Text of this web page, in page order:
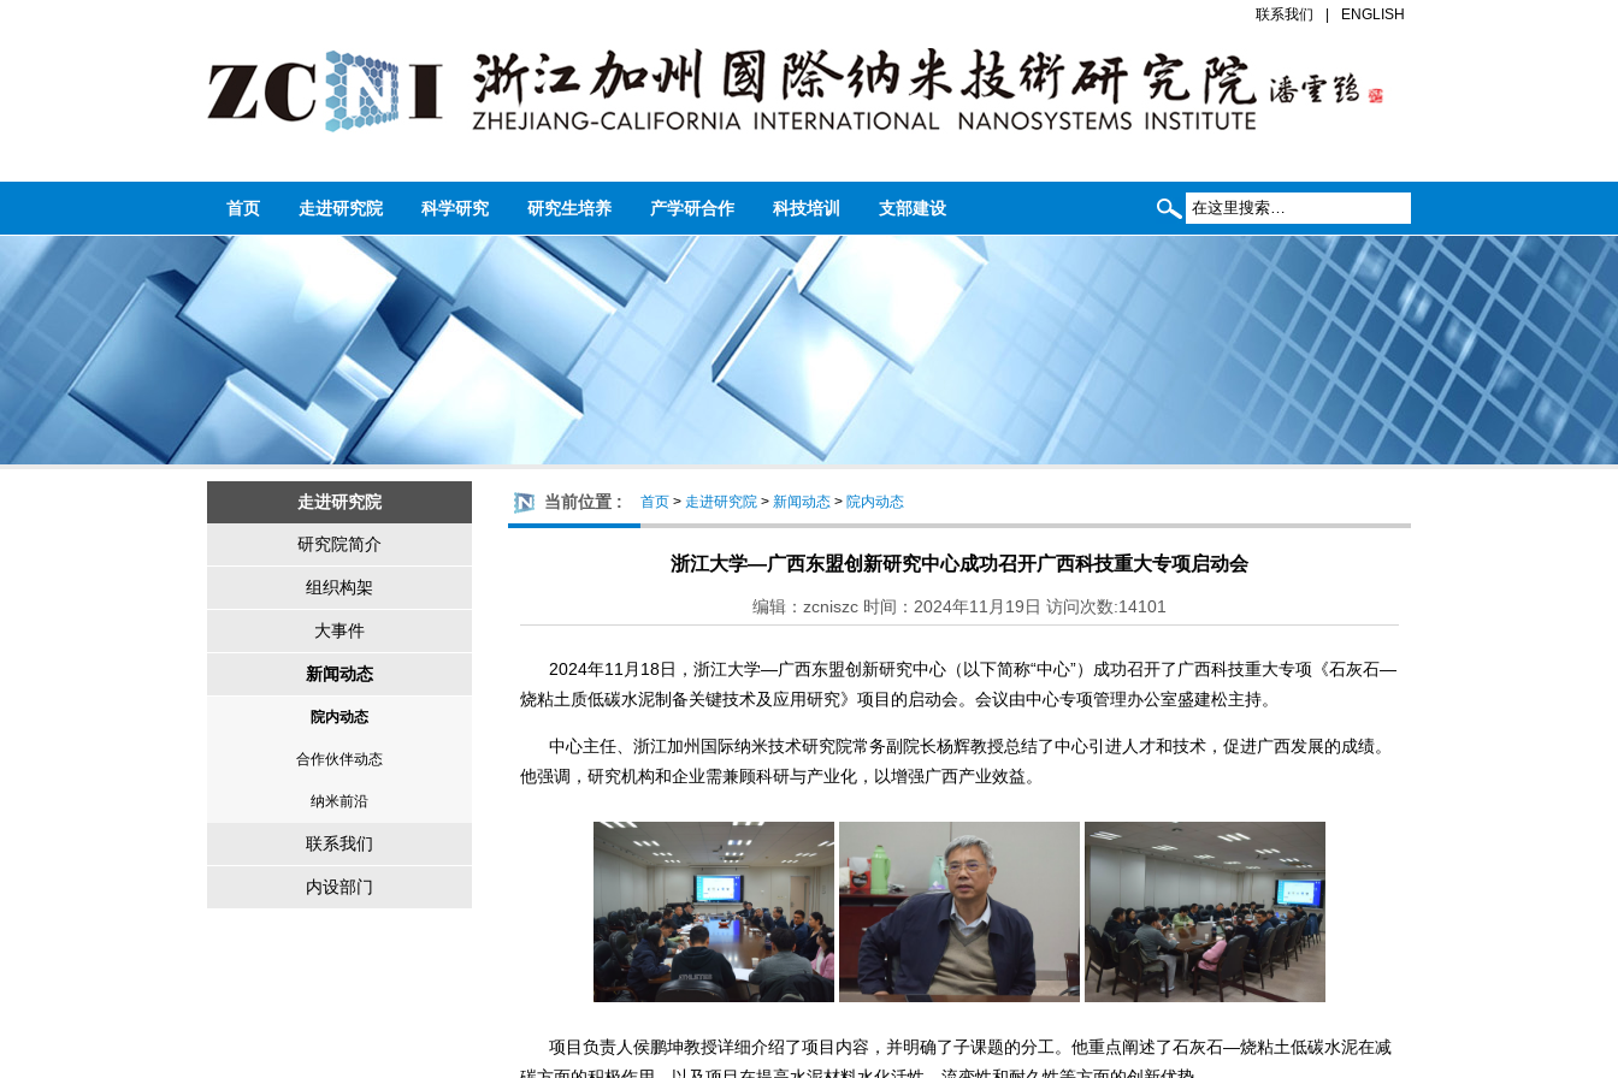
联系我们 ENGLISH
首页 走进研究院 科学研究 研究生培养 产学研合作 科技培训 支部建设
走进研究院
研究院简介
组织构架
大事件
新闻动态
院内动态
合作伙伴动态
纳米前沿
联系我们
内设部门
当前位置 : 首页 > 走进研究院 > 新闻动态 > 院内动态
浙江大学—广西东盟创新研究中心成功召开广西科技重大专项启动会
编辑：zcniszc 时间：2024年11月19日 访问次数:14101
2024年11月18日，浙江大学—广西东盟创新研究中心（以下简称“中心”）成功召开了广西科技重大专项《石灰石—
烧粘土质低碳水泥制备关键技术及应用研究》项目的启动会。会议由中心专项管理办公室盛建松主持。
中心主任、浙江加州国际纳米技术研究院常务副院长杨辉教授总结了中心引进人才和技术，促进广西发展的成绩。
他强调，研究机构和企业需兼顾科研与产业化，以增强广西产业效益。
项目负责人侯鹏坤教授详细介绍了项目内容，并明确了子课题的分工。他重点阐述了石灰石—烧粘土低碳水泥在减